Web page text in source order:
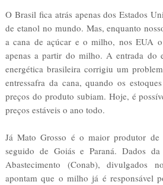
O Brasil fica atrás apenas dos Estados
de etanol no mundo. Mas, enquanto
a cana de açúcar e o milho, nos EUA
apenas a partir do milho. A entrada do
energética brasileira corrigiu um
entressafra da cana, quando os
preços do produto subiam. Hoje, é
preços estáveis o ano todo.
Já Mato Grosso é o maior produtor
seguido de Goiás e Paraná. Dados
Abastecimento (Conab), divulgados
apontam que o milho já é responsável